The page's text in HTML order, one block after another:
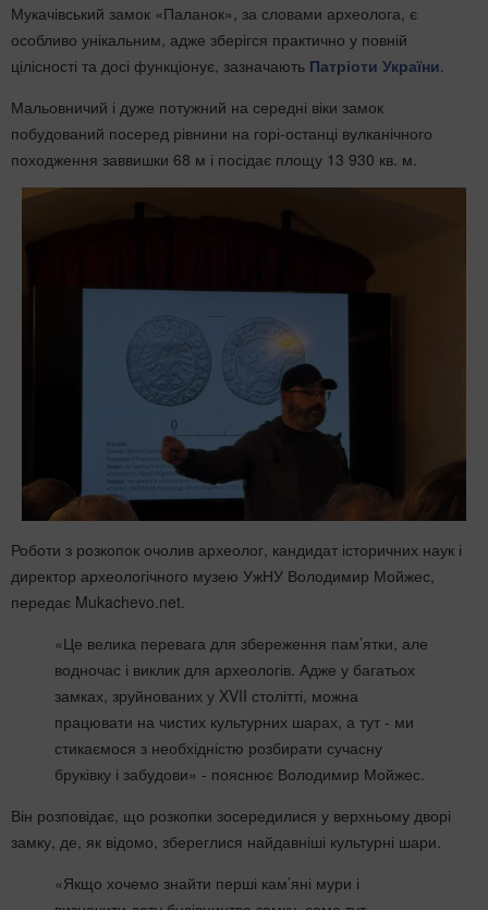
Мукачівський замок «Паланок», за словами археолога, є
особливо унікальним, адже зберігся практично у повній
цілісності та досі функціонує, зазначають Патріоти України.
Мальовничий і дуже потужний на середні віки замок
побудований посеред рівнини на горі-останці вулканічного
походження заввишки 68 м і посідає площу 13 930 кв. м.
Роботи з розкопок очолив археолог, кандидат історичних наук і
директор археологічного музею УжНУ Володимир Мойжес,
передає Mukachevo.net.
«Це велика перевага для збереження пам’ятки, але
водночас і виклик для археологів. Адже у багатьох
замках, зруйнованих у XVII столітті, можна
працювати на чистих культурних шарах, а тут - ми
стикаємося з необхідністю розбирати сучасну
бруківку і забудови» - пояснює Володимир Мойжес.
Він розповідає, що розкопки зосередилися у верхньому дворі
замку, де, як відомо, збереглися найдавніші культурні шари.
«Якщо хочемо знайти перші кам’яні мури і